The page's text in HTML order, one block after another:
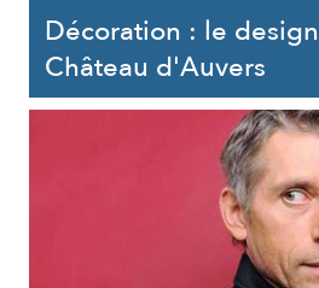
Décoration : le
Château d'Auvers